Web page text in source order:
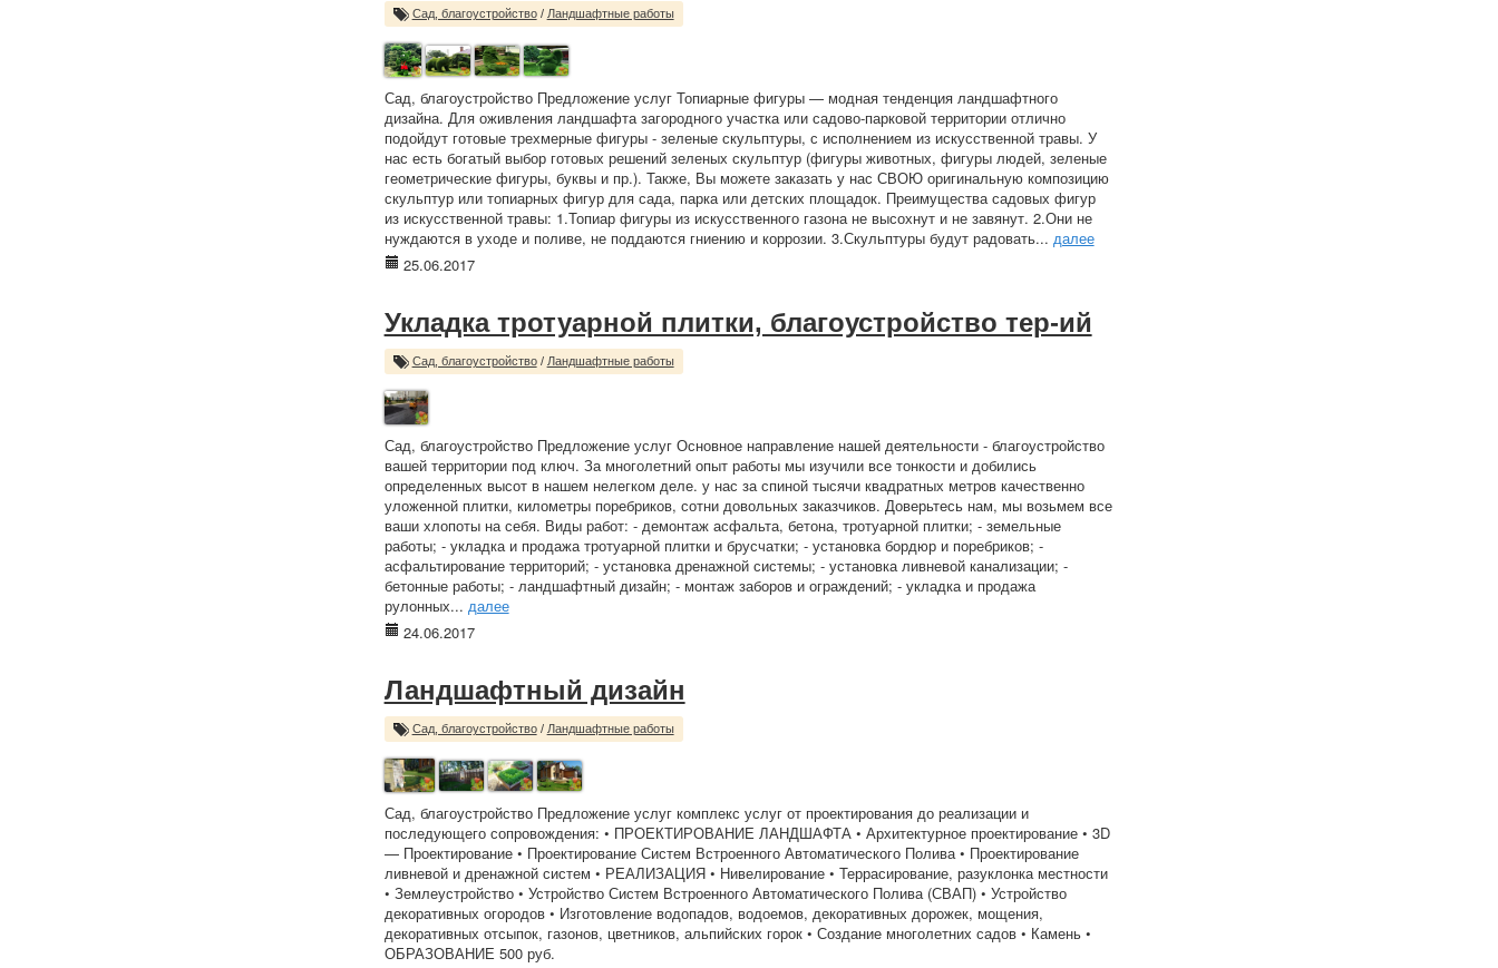
Сад, благоустройство/ Ландшафтные работы
Сад, благоустройство Предложение услуг Топиарные фигуры — модная тенденция ландшафтного
дизайна. Для оживления ландшафта загородного участка или садово-парковой территории отлично
подойдут готовые трехмерные фигуры - зеленые скульптуры, с исполнением из искусственной травы. У
нас есть богатый выбор готовых решений зеленых скульптур (фигуры животных, фигуры людей, зеленые
геометрические фигуры, буквы и пр.). Также, Вы можете заказать у нас СВОЮ оригинальную композицию
скульптур или топиарных фигур для сада, парка или детских площадок. Преимущества садовых фигур
из искусственной травы: 1.Топиар фигуры из искусственного газона не высохнут и не завянут. 2.Они не
нуждаются в уходе и поливе, не поддаются гниению и коррозии. 3.Скульптуры будут радовать... далее
25.06.2017
Укладка тротуарной плитки, благоустройство тер-ий
Сад, благоустройство/ Ландшафтные работы
Сад, благоустройство Предложение услуг Основное направление нашей деятельности - благоустройство
вашей территории под ключ. За многолетний опыт работы мы изучили все тонкости и добились
определенных высот в нашем нелегком деле. у нас за спиной тысячи квадратных метров качественно
уложенной плитки, километры поребриков, сотни довольных заказчиков. Доверьтесь нам, мы возьмем все
ваши хлопоты на себя. Виды работ: - демонтаж асфальта, бетона, тротуарной плитки; - земельные
работы; - укладка и продажа тротуарной плитки и брусчатки; - установка бордюр и поребриков; -
асфальтирование территорий; - установка дренажной системы; - установка ливневой канализации; -
бетонные работы; - ландшафтный дизайн; - монтаж заборов и ограждений; - укладка и продажа
рулонных... далее
24.06.2017
Ландшафтный дизайн
Сад, благоустройство/ Ландшафтные работы
Сад, благоустройство Предложение услуг комплекс услуг от проектирования до реализации и
последующего сопровождения: • ПРОЕКТИРОВАНИЕ ЛАНДШАФТА • Архитектурное проектирование • 3D
— Проектирование • Проектирование Систем Встроенного Автоматического Полива • Проектирование
ливневой и дренажной систем • РЕАЛИЗАЦИЯ • Нивелирование • Террасирование, разуклонка местности
• Землеустройство • Устройство Систем Встроенного Автоматического Полива (СВАП) • Устройство
декоративных огородов • Изготовление водопадов, водоемов, декоративных дорожек, мощения,
декоративных отсыпок, газонов, цветников, альпийских горок • Создание многолетних садов • Камень •
ОБРАЗОВАНИЕ 500 руб.